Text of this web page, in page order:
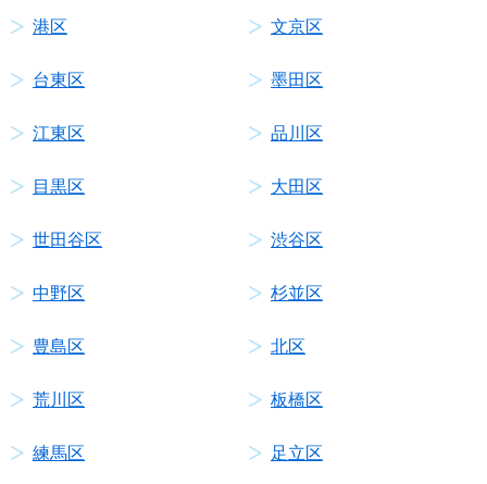
港区 文京区
台東区 墨田区
江東区 品川区
目黒区 大田区
世田谷区 渋谷区
中野区 杉並区
豊島区 北区
荒川区 板橋区
練馬区 足立区